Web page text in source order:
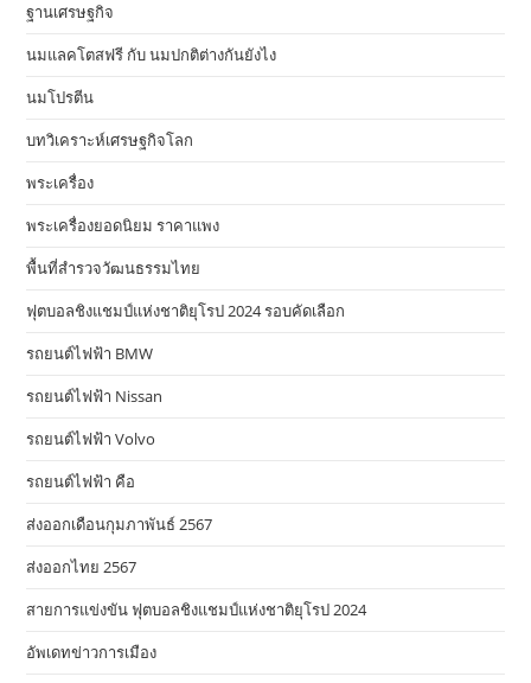
ฐานเศรษฐกิจ
นมแลคโตสฟรี กับ นมปกติต่างกันยังไง
นมโปรตีน
บทวิเคราะห์เศรษฐกิจโลก
พระเครื่อง
พระเครื่องยอดนิยม ราคาแพง
พื้นที่สำรวจวัฒนธรรมไทย
ฟุตบอลชิงแชมป์แห่งชาติยุโรป 2024 รอบคัดเลือก
รถยนต์ไฟฟ้า BMW
รถยนต์ไฟฟ้า Nissan
รถยนต์ไฟฟ้า Volvo
รถยนต์ไฟฟ้า คือ
ส่งออกเดือนกุมภาพันธ์ 2567
ส่งออกไทย 2567
สายการแข่งขัน ฟุตบอลชิงแชมป์แห่งชาติยุโรป 2024
อัพเดทข่าวการเมือง